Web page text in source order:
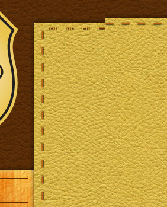
Animacja Flash. Meble skórzane.